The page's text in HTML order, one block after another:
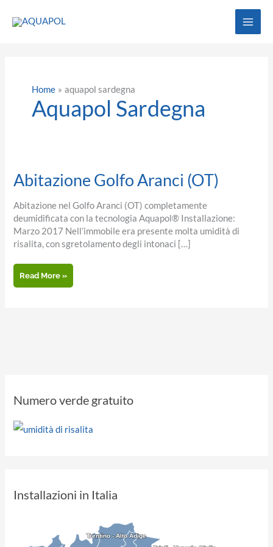
Home aquapol sardegna
Aquapol Sardegna
Abitazione Golfo Aranci (OT)
Abitazione nel Golfo Aranci (OT) completamente
deumidificata con la tecnologia Aquapol® Installazione:
Marzo 2017 Nell’immobile era presente molta umidità di
risalita, con sgretolamento degli intonaci […]
Abitazione
Golfo
Read More »
Numero verde gratuito
Installazioni in Italia
Trentino - Alto Adige
Trentino - Alto Adige